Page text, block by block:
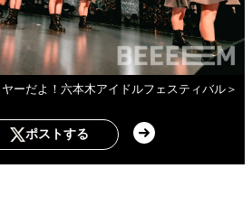
ーだよ！六本木アイドルフェスティバル＞
ポストする